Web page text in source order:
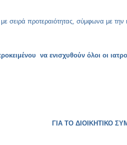
σειρά προτεραιότητας, σύμφωνα με
να ενισχυθούν όλοι οι
ΓΙΑ ΤΟ ΔΙΟΙΚΗΤΙΚΟ